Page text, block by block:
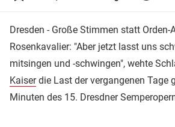
Dresden - Große Stimmen statt Orden-
Rosenkavalier: "Aber jetzt lasst uns
mitsingen und -schwingen", wehte
Kaiserdie Last der vergangenen Tage
Minuten des 15. Dresdner